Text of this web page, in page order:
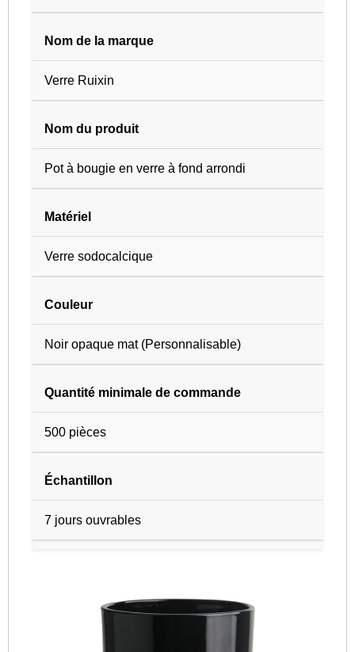
Nom de la marque
Verre Ruixin
Nom du produit
Pot à bougie en verre à fond arrondi
Matériel
Verre sodocalcique
Couleur
Noir opaque mat (Personnalisable)
Quantité minimale de commande
500 pièces
Échantillon
7 jours ouvrables